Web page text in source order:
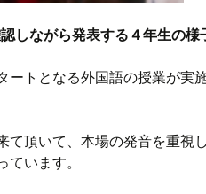
しながら発表する４年生の様
ートとなる外国語の授業が実
て頂いて、本場の発音を重視
います。